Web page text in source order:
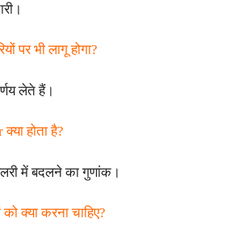
पर भी लागू होगा?
लेते हैं।
होता है?
में बदलने का गुणांक।
क्या करना चाहिए?